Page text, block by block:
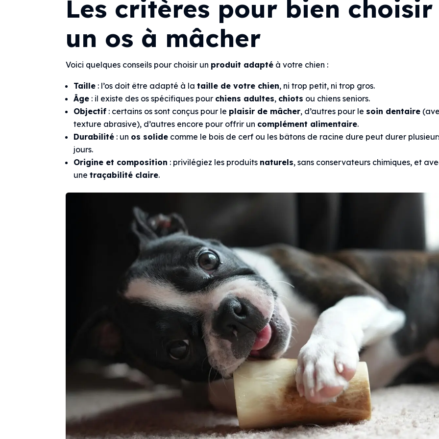
Les critères pour bien choisir
un os à mâcher
Voici quelques conseils pour choisir un produit adapté à votre chien :
Taille : l’os doit être adapté à lataille de votre chien, ni trop petit, ni trop gros.
Âge : il existe des os spécifiques pour chiens adultes, chiots ou chiens seniors.
Objectif : certains os sont conçus pour le plaisir de mâcher, d’autres pour le soin dentaire
texture abrasive), d’autres encore pour offrir un complément alimentaire.
Durabilité : un os solide comme le bois de cerf ou les bâtons de racine dure peut durer
jours.
Origine et composition : privilégiez les produits naturels, sans conservateurs chimiques, et
unetraçabilité claire.